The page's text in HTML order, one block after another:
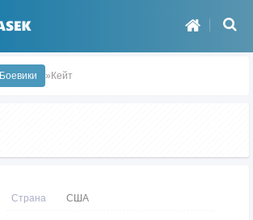
Боевики »Кейт
Страна США